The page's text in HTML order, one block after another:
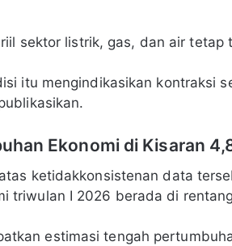
sektor listrik, gas, dan air tetap
itu mengindikasikan kontraksi
Ekonomi di Kisaran
ketidakkonsistenan data
triwulan I 2026 berada di
estimasi tengah